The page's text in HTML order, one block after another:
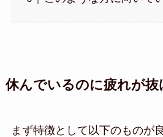
休んでいるのに疲れが
まず特徴として以下のものが